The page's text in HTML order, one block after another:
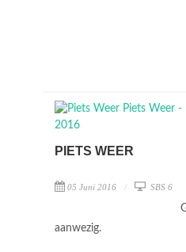
PIETS WEER
05 Juni 2016 SBS 6
aanwezig.